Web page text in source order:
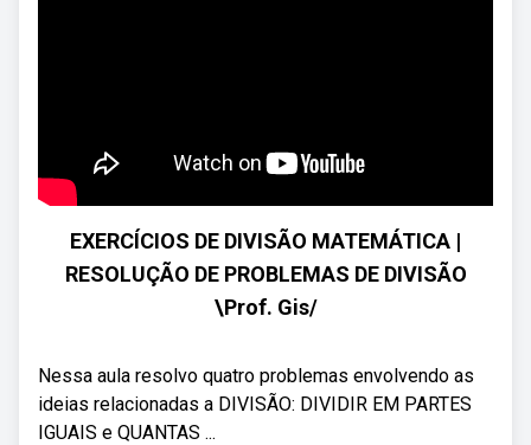
EXERCÍCIOS DE DIVISÃO MATEMÁTICA |
RESOLUÇÃO DE PROBLEMAS DE DIVISÃO
\Prof. Gis/
Nessa aula resolvo quatro problemas envolvendo as
ideias relacionadas a DIVISÃO: DIVIDIR EM PARTES
IGUAIS e QUANTAS ...